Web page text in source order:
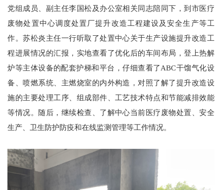
党组成员、副主任李国松及办公室相关同志陪同下，到市医疗
废物处置中心调度处置厂提升改造工程建设及安全生产等工
作。苏松炎主任一行听取了处置中心关于生产设施提升改造工
程进展情况的汇报，实地查看了优化后的车间布局，登上热解
炉等主体设备的配套护梯和平台，仔细查看了ABC干馏气化设
备、喷燃系统、主燃烧室的内外构造，对照了解了提升改造设
施的主要处理工序、组成部件、工艺技术特点和节能减排效能
等情况。随后，继续检查、了解中心当前医疗废物处置、安全
生产、卫生防护防疫和在线监测管理等工作情况。